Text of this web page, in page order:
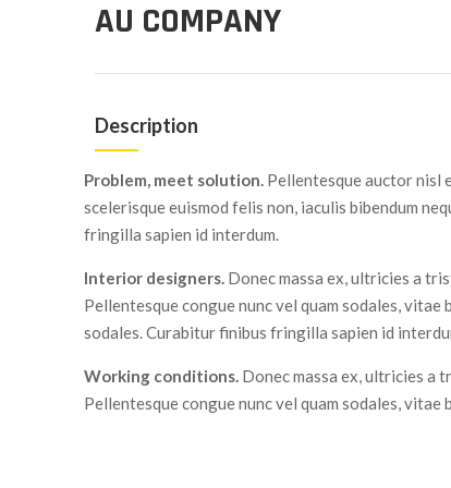
AU COMPANY
Description
Problem, meet solution. Pellentesque auctor nisl
scelerisque euismod felis non, iaculis bibendum
fringilla sapien id interdum.
Interior designers. Donec massa ex, ultricies a
Pellentesque congue nunc vel quam sodales,
sodales. Curabitur finibus fringilla sapien id
Working conditions. Donec massa ex, ultricies a
Pellentesque congue nunc vel quam sodales, vitae